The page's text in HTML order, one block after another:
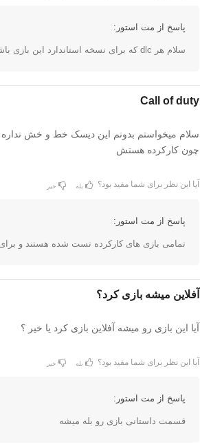
پاسخ از مت استور:
سلام هر dlc که برای نسخه استاندارد این بازی باشه را دارد
Call of duty
سلام میخواستم بدونم این دیسک خط و خش نداره
چون کارکرده هستش
آیا این نظر برای شما مفید بود؟ بله خیر
پاسخ از مت استور:
تمامی بازی های کارکرده تست شده هستند و
آفلاین میشه بازی کرد؟
آیا این بازی رو میشه آفلاین بازی کرد یا خیر ؟
آیا این نظر برای شما مفید بود؟ بله خیر
پاسخ از مت استور:
قسمت داستانی بازی رو بله میشه